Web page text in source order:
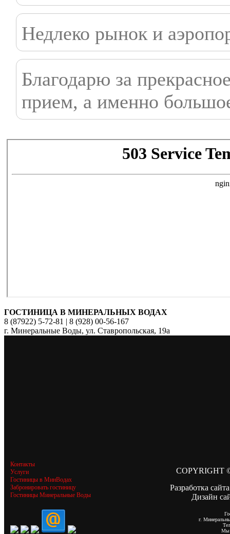
Недлеко рынок и
Благодарю за
прием, а именно
ГОСТИНИЦА В МИНЕРАЛЬНЫХ ВОДАХ
8 (87922) 5-72-81 | 8 (928) 00-56-167
г. Минеральные Воды, ул. Ставропольская, 19а
Контакты
Услуги
Гостиницы в МинВодах
Забронировать гостиницу
Гостиницы Минеральные Воды
Разработка
Дизайн
г.
Мы